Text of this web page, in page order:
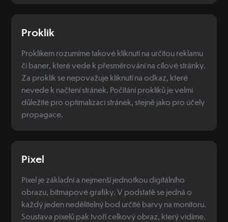
Proklik
Proklikem rozumíme takové kliknutí na určitou reklamu
či baner, které vede k přesměrování na cílové stránky.
Za proklik se nepovažuje kliknutí na odkaz, které
nevede k načtení stránek. Počítání prokliků je velmi
důležité pro optimalizaci stránek, stejně jako pro účely
propagace.
Pixel
Pixel je základní a nejmenší jednotkou digitálního
obrazu, bitmapové grafiky. V podstatě se jedná o
každý jeden nedělitelný bod určité barvy na monitoru.
Soustava pixelů pak tvoří celkový obraz, který vidíme.